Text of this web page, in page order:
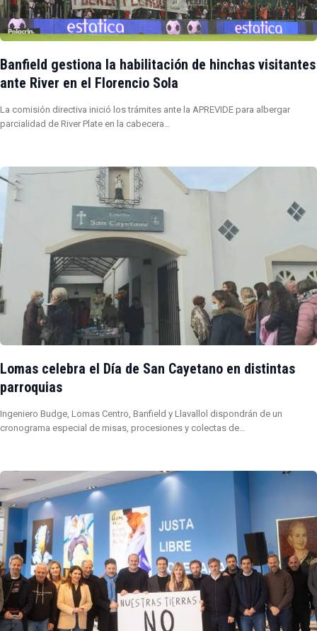
Banfield gestiona la habilitación de hinchas visitantes
ante River en el Florencio Sola
La comisión directiva inició los trámites ante la APREVIDE para albergar
parcialidad de River Plate en la cabecera…
Lomas celebra el Día de San Cayetano en distintas
parroquias
Ingeniero Budge, Lomas Centro, Banfield y Llavallol dispondrán de un
cronograma especial de misas, procesiones y colectas de…